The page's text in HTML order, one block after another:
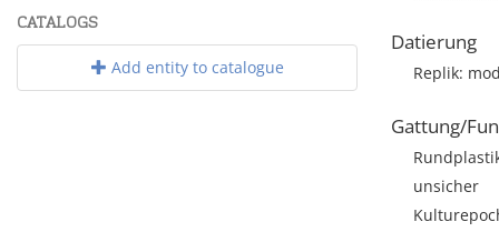
CATALOGS
Add entity to catalogue
Datierung
Replik:
Gattung/
unsicher